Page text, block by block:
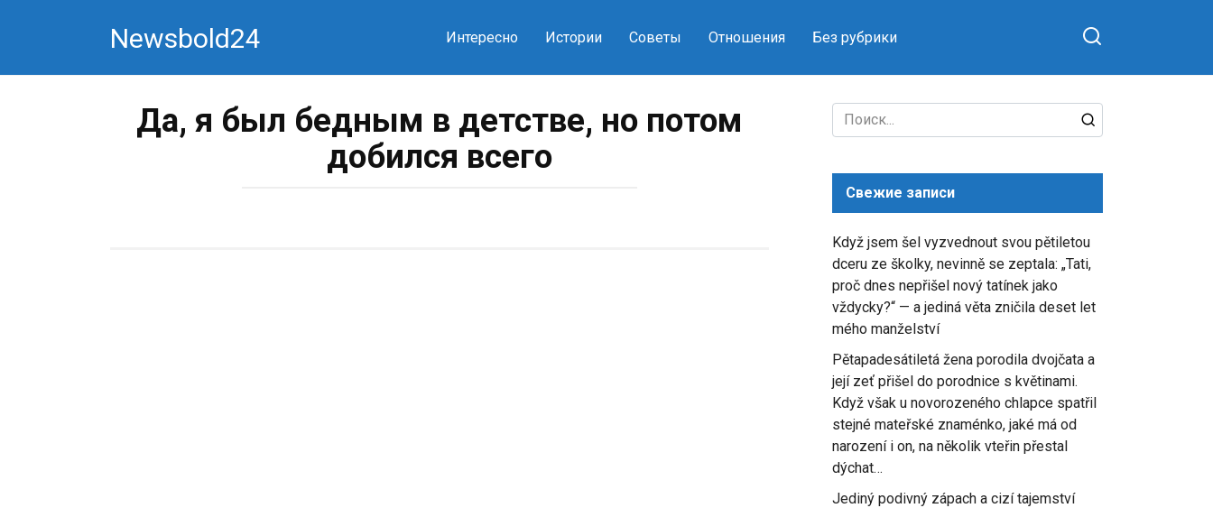
Newsbold24 Интересно Истории Советы Отношения Без рубрики
Да, я был бедным в детстве, но потом
добился всего
Search
for:
Свежие записи
Když jsem šel vyzvednout svou pětiletou
dceru ze školky, nevinně se zeptala: „Tati,
proč dnes nepřišel nový tatínek jako
vždycky?“ — a jediná věta zničila deset let
mého manželství
Pětapadesátiletá žena porodila dvojčata a
její zeť přišel do porodnice s květinami.
Když však u novorozeného chlapce spatřil
stejné mateřské znaménko, jaké má od
narození i on, na několik vteřin přestal
dýchat…
Jediný podivný zápach a cizí tajemství